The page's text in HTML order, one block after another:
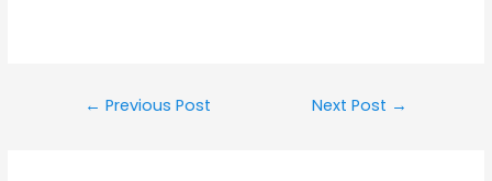
Post
← Previous Post Next Post →